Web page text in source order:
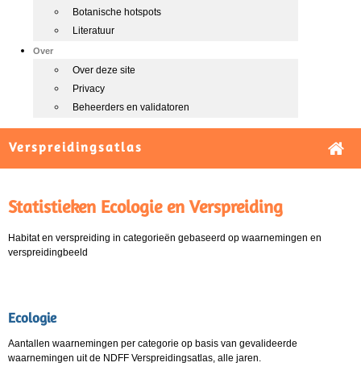
Botanische hotspots
Literatuur
Over
Over deze site
Privacy
Beheerders en validatoren
Verspreidingsatlas
Statistieken Ecologie en Verspreiding
Habitat en verspreiding in categorieën gebaseerd op waarnemingen en
verspreidingbeeld
Ecologie
Aantallen waarnemingen per categorie op basis van gevalideerde
waarnemingen uit de NDFF Verspreidingsatlas, alle jaren.